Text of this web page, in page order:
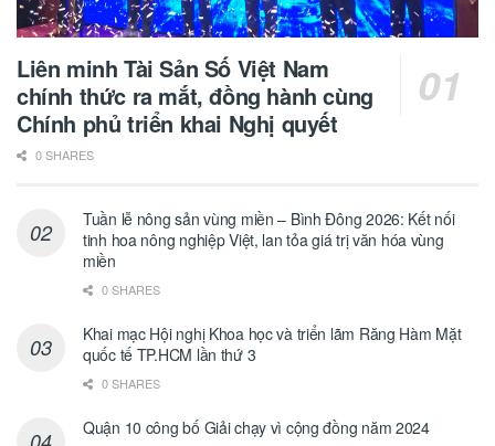
Liên minh Tài Sản Số Việt Nam
chính thức ra mắt, đồng hành cùng
Chính phủ triển khai Nghị quyết
0 SHARES
Tuần lễ nông sản vùng miền – Bình Đông 2026: Kết nối
tinh hoa nông nghiệp Việt, lan tỏa giá trị văn hóa vùng
miền
0 SHARES
Khai mạc Hội nghị Khoa học và triển lãm Răng Hàm Mặt
quốc tế TP.HCM lần thứ 3
0 SHARES
Quận 10 công bố Giải chạy vì cộng đồng năm 2024